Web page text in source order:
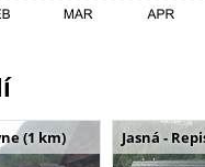
(1 km) Jasná -